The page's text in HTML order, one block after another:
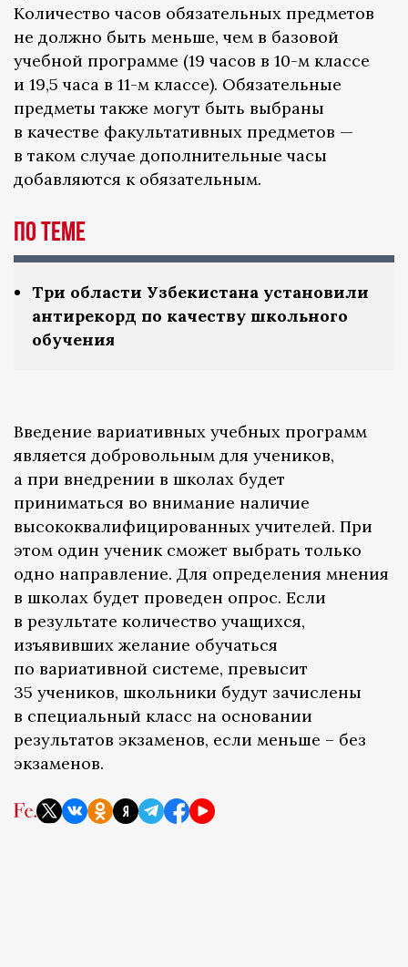
Количество часов обязательных предметов
не должно быть меньше, чем в базовой
учебной программе (19 часов в 10-м классе
и 19,5 часа в 11-м классе). Обязательные
предметы также могут быть выбраны
в качестве факультативных предметов —
в таком случае дополнительные часы
добавляются к обязательным.
По теме
Три области Узбекистана установили
антирекорд по качеству школьного
обучения
Введение вариативных учебных программ
является добровольным для учеников,
а при внедрении в школах будет
приниматься во внимание наличие
высококвалифицированных учителей. При
этом один ученик сможет выбрать только
одно направление. Для определения мнения
в школах будет проведен опрос. Если
в результате количество учащихся,
изъявивших желание обучаться
по вариативной системе, превысит
35 учеников, школьники будут зачислены
в специальный класс на основании
результатов экзаменов, если меньше – без
экзаменов.